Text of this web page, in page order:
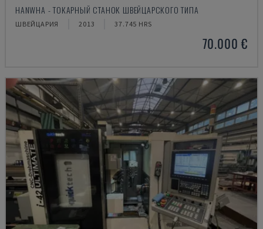
HANWHA - ТОКАРНЫЙ СТАНОК ШВЕЙЦАРСКОГО ТИПА
ШВЕЙЦАРИЯ 2013 37.745 HRS
70.000 €